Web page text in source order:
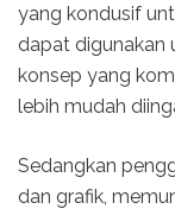
yang kondusif
dapat digunakan
konsep yang
lebih mudah
Sedangkan
dan grafik,